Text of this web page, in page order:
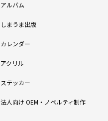
アルバム
しまうま出版
カレンダー
アクリル
ステッカー
法人向け OEM・ノベルティ制作